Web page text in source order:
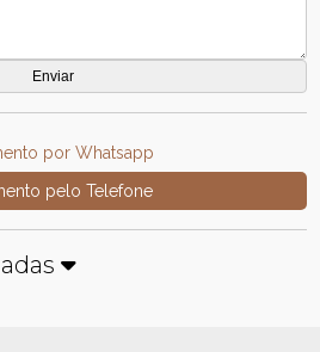
por Whatsapp
pelo Telefone